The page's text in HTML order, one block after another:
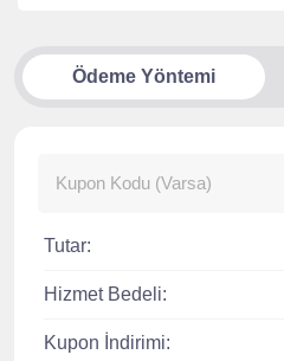
Ödeme Yöntemi
Tutar:
Hizmet Bedeli:
Kupon İndirimi: